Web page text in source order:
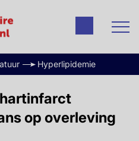
Hyperlipidemie
op overleving